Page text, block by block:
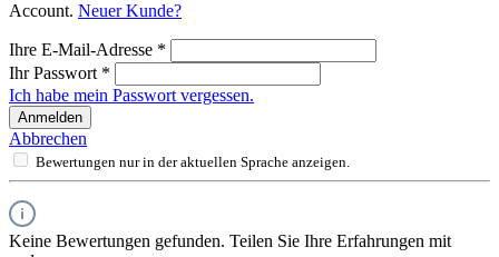
Account. Neuer Kunde?
Ihre E-Mail-Adresse *
Ihr Passwort *
Ich habe mein Passwort vergessen.
Anmelden
Abbrechen
Bewertungen nur in der aktuellen Sprache anzeigen.
Keine Bewertungen gefunden. Teilen Sie Ihre Erfahrungen mit